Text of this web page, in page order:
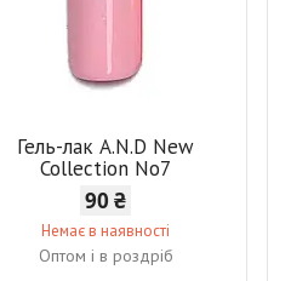
Гель-лак A.N.D New
Collection No7
90 ₴
Немає в наявності
Оптом і в роздріб